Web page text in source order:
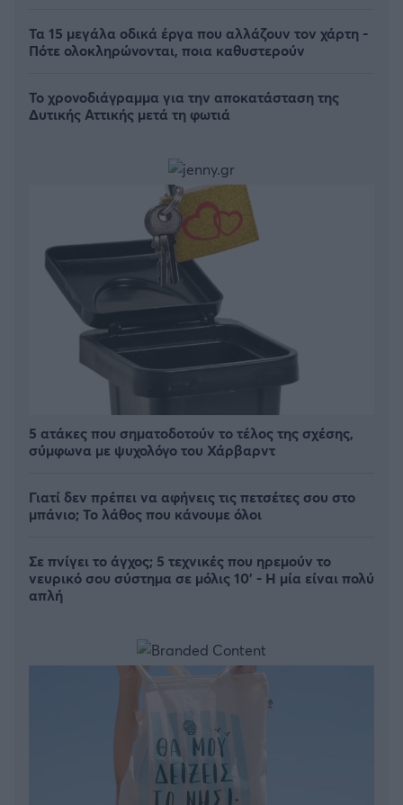
Τα 15 μεγάλα οδικά έργα που αλλάζουν τον χάρτη -
Πότε ολοκληρώνονται, ποια καθυστερούν
Το χρονοδιάγραμμα για την αποκατάσταση της
Δυτικής Αττικής μετά τη φωτιά
5 ατάκες που σηματοδοτούν το τέλος της σχέσης,
σύμφωνα με ψυχολόγο του Χάρβαρντ
Γιατί δεν πρέπει να αφήνεις τις πετσέτες σου στο
μπάνιο; Το λάθος που κάνουμε όλοι
Σε πνίγει το άγχος; 5 τεχνικές που ηρεμούν το
νευρικό σου σύστημα σε μόλις 10' - Η μία είναι πολύ
απλή